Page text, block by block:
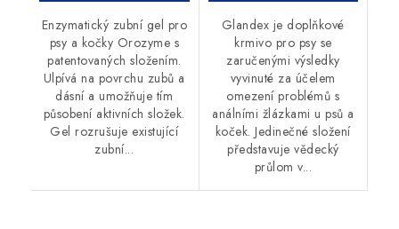
Enzymatický zubní gel pro
psy a kočky Orozyme s
patentovaných složením.
Ulpívá na povrchu zubů a
dásní a umožňuje tím
působení aktivních složek.
Gel rozrušuje existující
zubní...
Glandex je doplňkové
krmivo pro psy se
zaručenými výsledky
vyvinuté za účelem
omezení problémů s
análními žlázkami u psů a
koček. Jedinečné složení
představuje vědecký
průlom v...